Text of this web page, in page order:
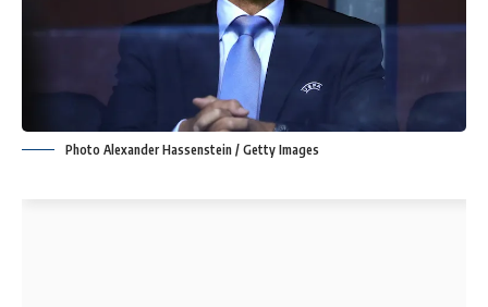
Photo Alexander Hassenstein / Getty Images